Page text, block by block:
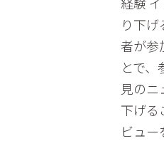
り下
者が参
とで
見のニ
下げる
ビュ